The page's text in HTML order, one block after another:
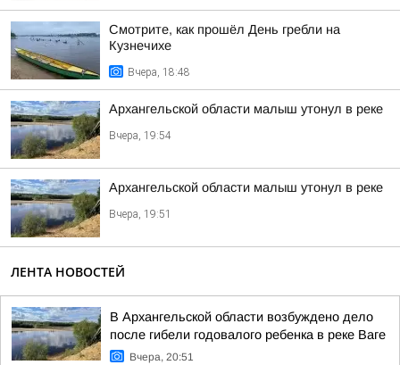
Смотрите, как прошёл День гребли на
Кузнечихе
Вчера, 18:48
Архангельской области малыш утонул в реке
Вчера, 19:54
Архангельской области малыш утонул в реке
Вчера, 19:51
ЛЕНТА НОВОСТЕЙ
В Архангельской области возбуждено дело
после гибели годовалого ребенка в реке Ваге
Вчера, 20:51